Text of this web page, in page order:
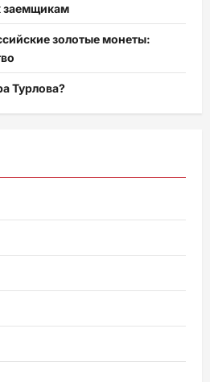
заемщикам
золотые монеты:
Турлова?